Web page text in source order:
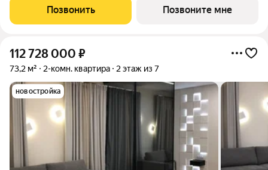
потолков 3.30 м. Современный премиум-квартал ЭРА на
Дербеневской набережной,
Позвонить Позвоните мне
112 728 000 ₽
73,2 м² 2-комн. квартира 2 этаж из 7
новостройка